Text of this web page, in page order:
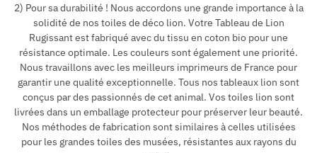
2) Pour sa durabilité ! Nous accordons une grande importance à la
solidité de nos toiles de déco lion. Votre Tableau de Lion
Rugissant est fabriqué avec du tissu en coton bio pour une
résistance optimale. Les couleurs sont également une priorité.
Nous travaillons avec les meilleurs imprimeurs de France pour
garantir une qualité exceptionnelle. Tous nos tableaux lion sont
conçus par des passionnés de cet animal. Vos toiles lion sont
livrées dans un emballage protecteur pour préserver leur beauté.
Nos méthodes de fabrication sont similaires à celles utilisées
pour les grandes toiles des musées, résistantes aux rayons du